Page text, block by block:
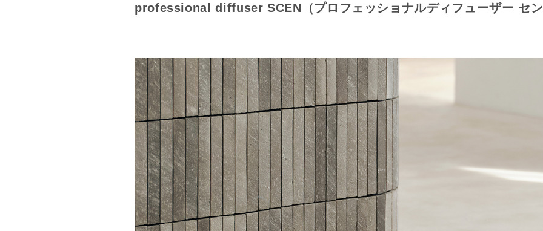
professional diffuser SCEN（プロフェッショナルディフューザー セン